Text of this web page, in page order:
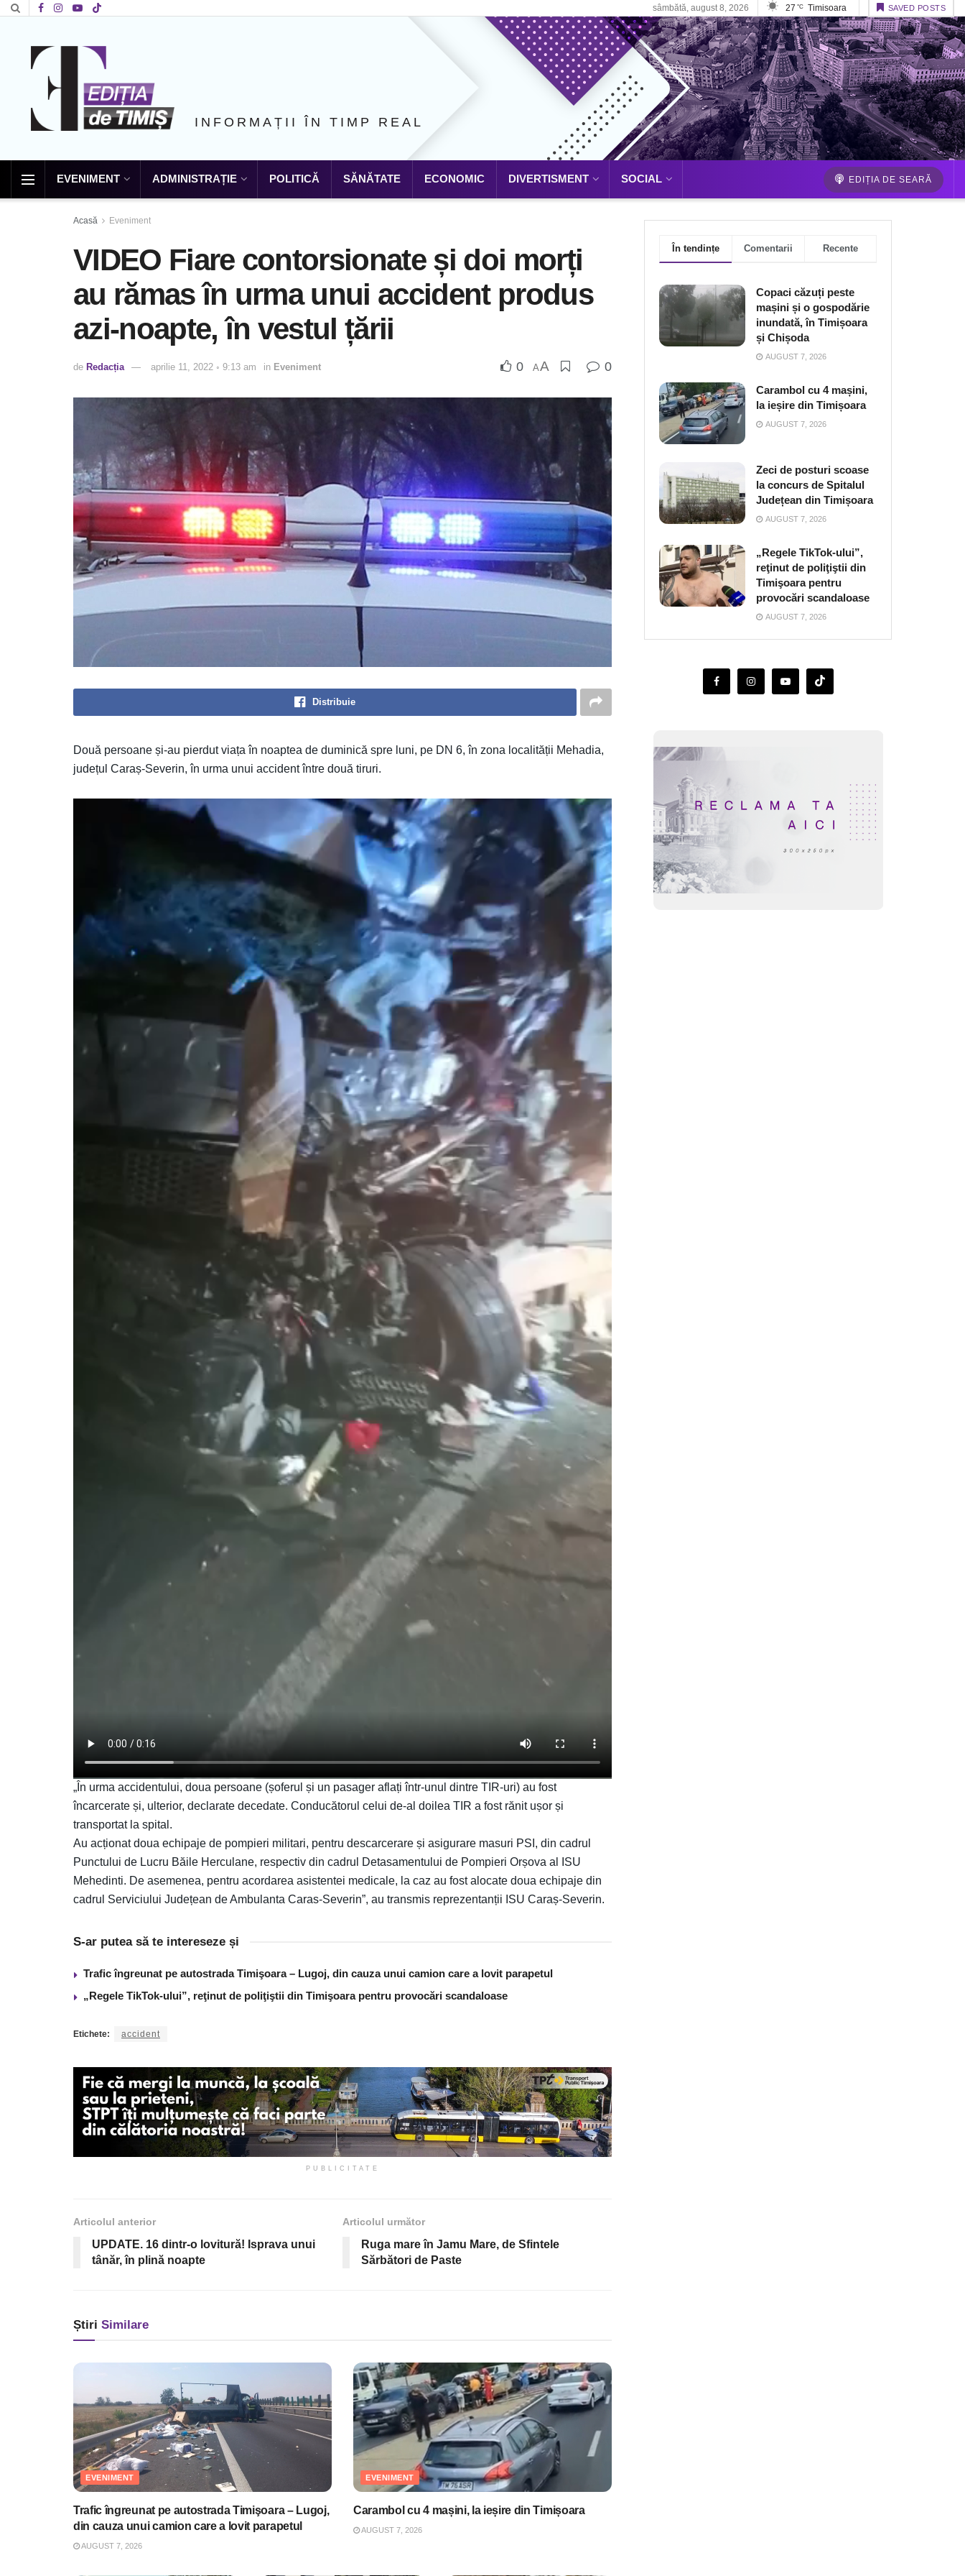
sâmbătă, august 8, 2026 27 °C Timisoara SAVED POSTS
INFORMAȚII ÎN TIMP REAL
EVENIMENT ADMINISTRAȚIE POLITICĂ SĂNĂTATE ECONOMIC DIVERTISMENT SOCIAL EDIȚIA DE SEARĂ
Acasă Eveniment
VIDEO Fiare contorsionate și doi morți
au rămas în urma unui accident produs
azi-noapte, în vestul țării
de Redacția aprilie 11, 2022 ◦ 9:13 am in Eveniment 0 AA 0
Distribuie
Două persoane și-au pierdut viața în noaptea de duminică spre luni, pe DN 6, în zona localității Mehadia,
județul Caraș-Severin, în urma unui accident între două tiruri.
„În urma accidentului, doua persoane (șoferul și un pasager aflați într-unul dintre TIR-uri) au fost
încarcerate și, ulterior, declarate decedate. Conducătorul celui de-al doilea TIR a fost rănit ușor și
transportat la spital.
Au acționat doua echipaje de pompieri militari, pentru descarcerare și asigurare masuri PSI, din cadrul
Punctului de Lucru Băile Herculane, respectiv din cadrul Detasamentului de Pompieri Orșova al ISU
Mehedinti. De asemenea, pentru acordarea asistentei medicale, la caz au fost alocate doua echipaje din
cadrul Serviciului Județean de Ambulanta Caras-Severin”, au transmis reprezentanții ISU Caraș-Severin.
S-ar putea să te intereseze și
Trafic îngreunat pe autostrada Timişoara – Lugoj, din cauza unui camion care a lovit parapetul
„Regele TikTok-ului”, reţinut de poliţiştii din Timişoara pentru provocări scandaloase
Etichete: accident
PUBLICITATE
Articolul anterior
UPDATE. 16 dintr-o lovitură! Isprava unui
tânăr, în plină noapte
Articolul următor
Ruga mare în Jamu Mare, de Sfintele
Sărbători de Paste
Știri Similare
EVENIMENT
Trafic îngreunat pe autostrada Timişoara – Lugoj,
din cauza unui camion care a lovit parapetul
AUGUST 7, 2026
EVENIMENT
Carambol cu 4 mașini, la ieșire din Timișoara
AUGUST 7, 2026
În tendințe Comentarii Recente
Copaci căzuți peste
mașini și o gospodărie
inundată, în Timișoara
și Chișoda
AUGUST 7, 2026
Carambol cu 4 mașini,
la ieșire din Timișoara
AUGUST 7, 2026
Zeci de posturi scoase
la concurs de Spitalul
Județean din Timișoara
AUGUST 7, 2026
„Regele TikTok-ului”,
reţinut de poliţiştii din
Timişoara pentru
provocări scandaloase
AUGUST 7, 2026